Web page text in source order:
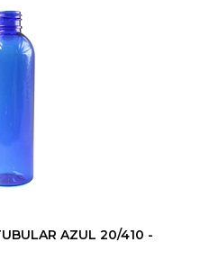
AZUL 20/410 -